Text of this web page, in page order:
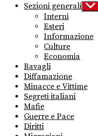
Sezioni generali Show
sub
Interni
Esteri
Informazione
Culture
Economia
Bavagli
Diffamazione
Minacce e Vittime
Segreti italiani
Mafie
Guerre e Pace
Diritti